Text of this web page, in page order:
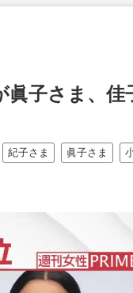
眞子さま、
紀子さま 眞子さま